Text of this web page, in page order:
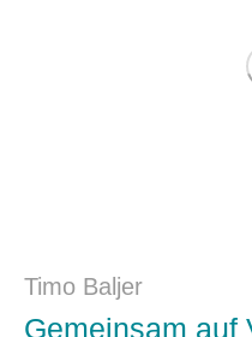
Timo Baljer
Gemeinsam auf